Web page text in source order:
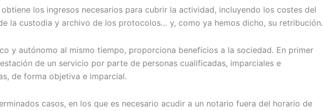
los ingresos necesarios para cubrir la actividad, incluyendo los costes del
la custodia y archivo de los protocolos… y, como ya hemos dicho, su retribución.
y autónomo al mismo tiempo, proporciona beneficios a la sociedad. En primer
de un servicio por parte de personas cualificadas, imparciales e
de forma objetiva e imparcial.
casos, en los que es necesario acudir a un notario fuera del horario de